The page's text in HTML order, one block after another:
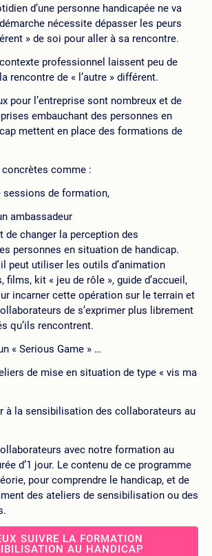
d’une personne handicapée ne va
nécessite dépasser les peurs
» de soi pour aller à sa rencontre.
professionnel laissent peu de
rencontre de « l’autre » différent.
pour l’entreprise sont nombreux et de
embauchant des personnes en
mettent en place des formations de
comme :
sessions de formation,
ambassadeur
de changer la perception des
personnes en situation de handicap.
il peut utiliser les outils d’animation
films, kit « jeu de rôle », guide d’accueil,
incarner cette opération sur le terrain et
de s’exprimer plus librement
qu’ils rencontrent.
« Serious Game » …
de mise en situation de type « vis ma
à la sensibilisation des collaborateurs au
avec notre formation au
d’1 jour. Le contenu de ce programme
pour comprendre le handicap, et de
des ateliers de sensibilisation ou des
SUIVRE LA FORMATION
AU HANDICAP